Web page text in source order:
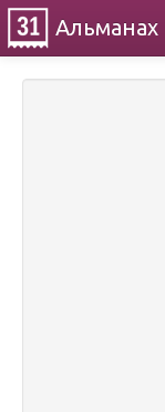
Альманах